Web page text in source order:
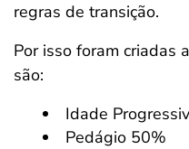
regras de transição.
Por isso foram criadas
são:
Idade
Pedágio 50%